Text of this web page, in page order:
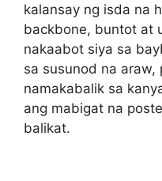
kalansay ng isda na
backbone, buntot at
nakaabot siya sa
sa susunod na araw,
namakabalik sa
ang mabigat na
balikat.